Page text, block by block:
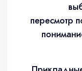
пересмотр